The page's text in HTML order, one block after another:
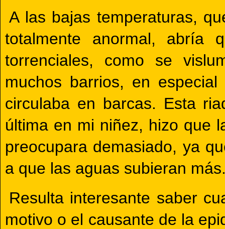
A las bajas temperaturas,
totalmente anormal, abría
torrenciales, como se
muchos barrios, en
circulaba en barcas. Esta
última en mi niñez, hizo que
preocupara demasiado, ya
a que las aguas subieran
Resulta interesante saber
motivo o el causante de la